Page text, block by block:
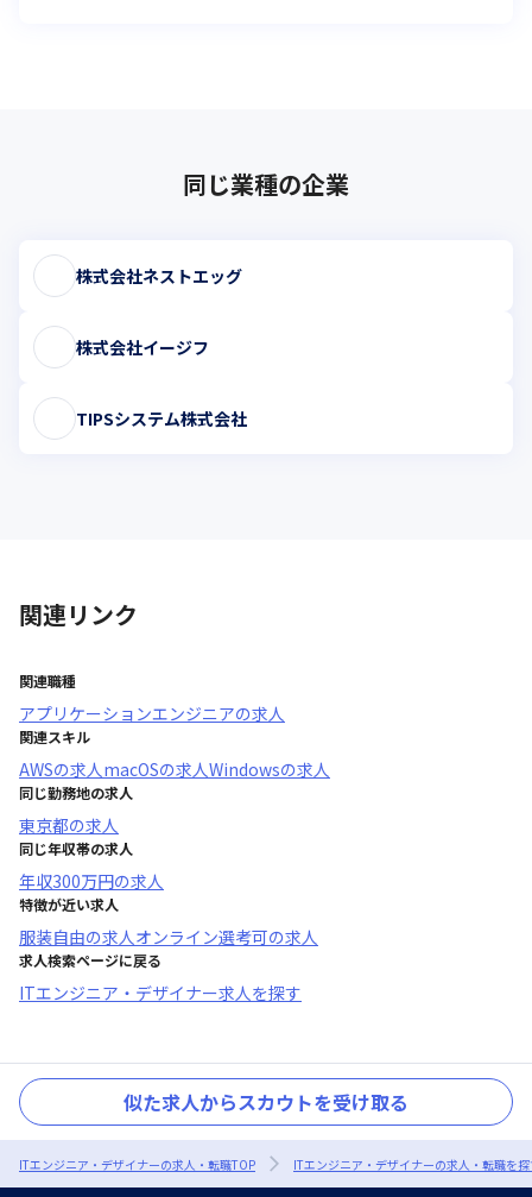
同じ業種の企業
株式会社ネストエッグ
株式会社イージフ
TIPSシステム株式会社
関連リンク
関連職種
アプリケーションエンジニアの求人
関連スキル
AWSの求人macOSの求人Windowsの求人
同じ勤務地の求人
東京都の求人
同じ年収帯の求人
年収300万円の求人
特徴が近い求人
服装自由の求人オンライン選考可の求人
求人検索ページに戻る
ITエンジニア・デザイナー求人を探す
似た求人からスカウトを受け取る
ITエンジニア・デザイナーの求人・転職TOP ITエンジニア・デザイナーの求人・転職を